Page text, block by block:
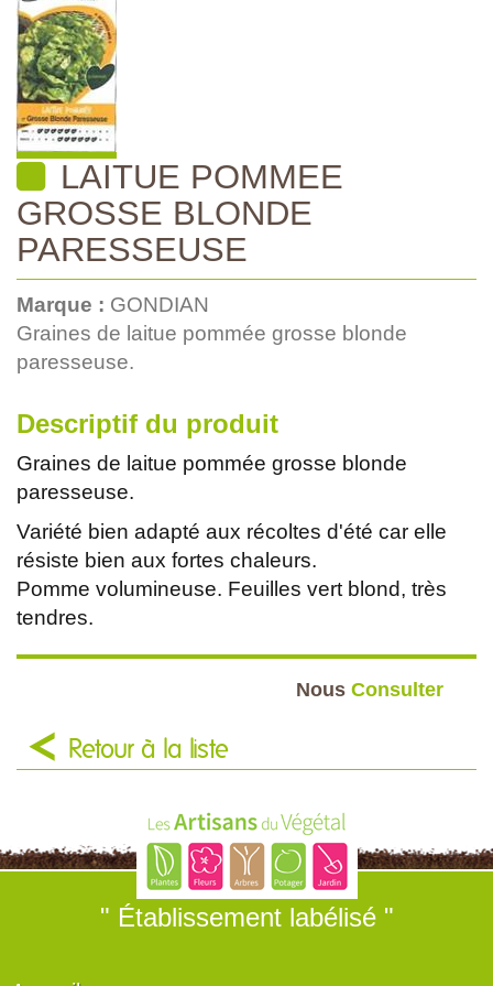
LAITUE POMMEE
GROSSE BLONDE
PARESSEUSE
Marque : GONDIAN
Graines de laitue pommée grosse blonde
paresseuse.
Descriptif du produit
Graines de laitue pommée grosse blonde
paresseuse.
Variété bien adapté aux récoltes d'été car elle
résiste bien aux fortes chaleurs.
Pomme volumineuse. Feuilles vert blond, très
tendres.
Nous Consulter
Retour à la liste
" Établissement labélisé "